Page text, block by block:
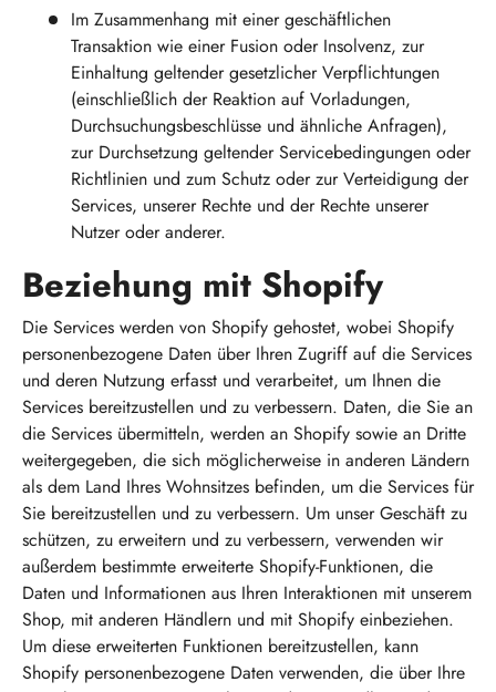
Im Zusammenhang mit einer geschäftlichen
Transaktion wie einer Fusion oder Insolvenz, zur
Einhaltung geltender gesetzlicher Verpflichtungen
(einschließlich der Reaktion auf Vorladungen,
Durchsuchungsbeschlüsse und ähnliche Anfragen),
zur Durchsetzung geltender Servicebedingungen oder
Richtlinien und zum Schutz oder zur Verteidigung der
Services, unserer Rechte und der Rechte unserer
Nutzer oder anderer.
Beziehung mit Shopify
Die Services werden von Shopify gehostet, wobei Shopify
personenbezogene Daten über Ihren Zugriff auf die Services
und deren Nutzung erfasst und verarbeitet, um Ihnen die
Services bereitzustellen und zu verbessern. Daten, die Sie an
die Services übermitteln, werden an Shopify sowie an Dritte
weitergegeben, die sich möglicherweise in anderen Ländern
als dem Land Ihres Wohnsitzes befinden, um die Services für
Sie bereitzustellen und zu verbessern. Um unser Geschäft zu
schützen, zu erweitern und zu verbessern, verwenden wir
außerdem bestimmte erweiterte Shopify-Funktionen, die
Daten und Informationen aus Ihren Interaktionen mit unserem
Shop, mit anderen Händlern und mit Shopify einbeziehen.
Um diese erweiterten Funktionen bereitzustellen, kann
Shopify personenbezogene Daten verwenden, die über Ihre